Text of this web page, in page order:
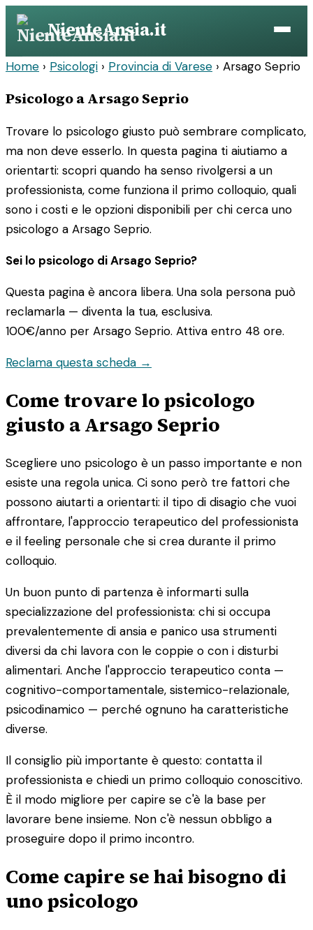
Vai
contenuto
NienteAnsia.it
Home › Psicologi › Provincia di Varese › Arsago Seprio
Psicologo a Arsago Seprio
Trovare lo psicologo giusto può sembrare complicato,
ma non deve esserlo. In questa pagina ti aiutiamo a
orientarti: scopri quando ha senso rivolgersi a un
professionista, come funziona il primo colloquio, quali
sono i costi e le opzioni disponibili per chi cerca uno
psicologo a Arsago Seprio.
Sei lo psicologo di Arsago Seprio?
Questa pagina è ancora libera. Una sola persona può
reclamarla — diventa la tua, esclusiva.
100€/anno per Arsago Seprio. Attiva entro 48 ore.
Reclama questa scheda →
Come trovare lo psicologo
giusto a Arsago Seprio
Scegliere uno psicologo è un passo importante e non
esiste una regola unica. Ci sono però tre fattori che
possono aiutarti a orientarti: il tipo di disagio che vuoi
affrontare, l'approccio terapeutico del professionista
e il feeling personale che si crea durante il primo
colloquio.
Un buon punto di partenza è informarti sulla
specializzazione del professionista: chi si occupa
prevalentemente di ansia e panico usa strumenti
diversi da chi lavora con le coppie o con i disturbi
alimentari. Anche l'approccio terapeutico conta —
cognitivo-comportamentale, sistemico-relazionale,
psicodinamico — perché ognuno ha caratteristiche
diverse.
Il consiglio più importante è questo: contatta il
professionista e chiedi un primo colloquio conoscitivo.
È il modo migliore per capire se c'è la base per
lavorare bene insieme. Non c'è nessun obbligo a
proseguire dopo il primo incontro.
Come capire se hai bisogno di
uno psicologo